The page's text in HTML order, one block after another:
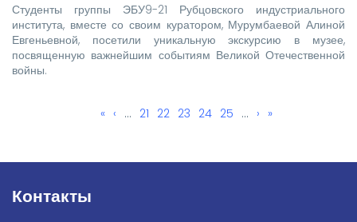
Студенты группы ЭБУ9-21 Рубцовского индустриального
института, вместе со своим куратором, Мурумбаевой Алиной
Евгеньевной, посетили уникальную экскурсию в музее,
посвященную важнейшим событиям Великой Отечественной
войны.
Первая
« ←
‹ … Page
21 Page
22 Текущая
23 Page
24 Page
25 … Следующая
› Последняя
»
Контакты